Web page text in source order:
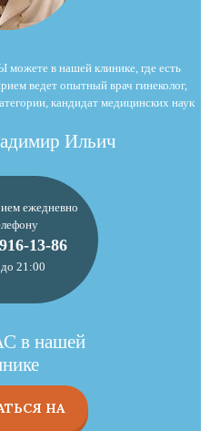
можете в нашей клинике, где есть
ведет опытный врач гинеколог,
кандидат медицинских наук
Ильич
ежедневно
13-86
21:00
в нашей
НА